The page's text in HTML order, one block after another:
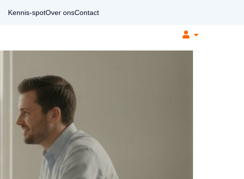
Kennis-spotOver onsContact